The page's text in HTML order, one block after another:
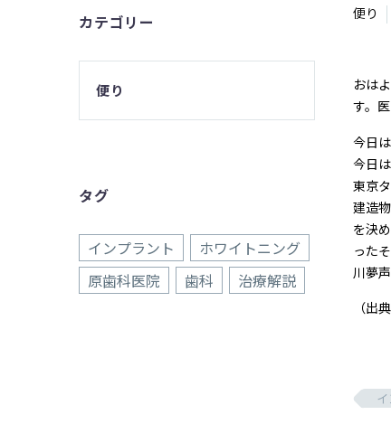
便り
おは
す。
今日
今日
東京
建造
を決
った
川夢
（出
カテゴリー
便り
タグ
インプラント
ホワイトニング
原歯科医院
歯科 治療解説